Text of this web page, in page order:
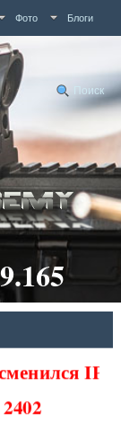
Фото Блоги
Поиск
IP